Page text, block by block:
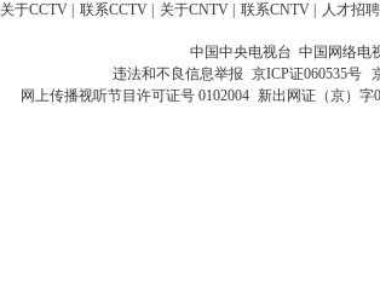
关于CCTV 联系CCTV 关于CNTV 联系CNTV 人才招聘
中国中央电视台 中国网络电
违法和不良信息举报 京ICP证060535号
网上传播视听节目许可证号 0102004 新出网证（京）